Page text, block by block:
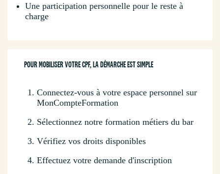
Une participation personnelle pour le reste à
charge
POUR MOBILISER VOTRE CPF, LA DÉMARCHE EST SIMPLE
Connectez-vous à votre espace personnel sur
MonCompteFormation
Sélectionnez notre formation métiers du bar
Vérifiez vos droits disponibles
Effectuez votre demande d'inscription